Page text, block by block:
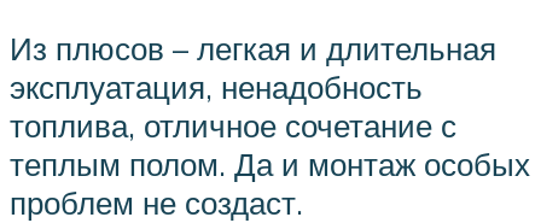
Из плюсов – легкая и длительная
эксплуатация, ненадобность
топлива, отличное сочетание с
теплым полом. Да и монтаж особых
проблем не создаст.